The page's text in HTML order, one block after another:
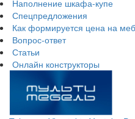
Наполнение шкафа-купе
Спецпредложения
Как формируется цена на
Вопрос-ответ
Статьи
Онлайн конструкторы